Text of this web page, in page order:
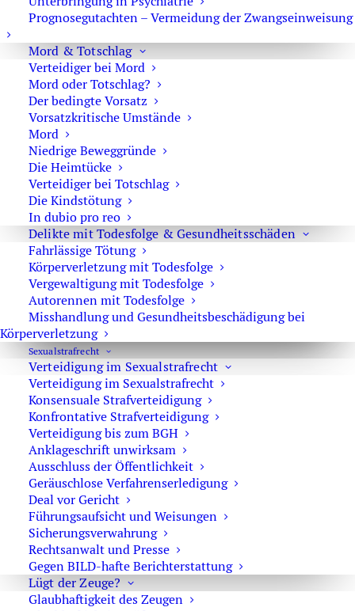
Prognosegutachten – Vermeidung der Zwangseinweisung
Mord & Totschlag
Verteidiger bei Mord
Mord oder Totschlag?
Der bedingte Vorsatz
Vorsatzkritische Umstände
Mord
Niedrige Beweggründe
Die Heimtücke
Verteidiger bei Totschlag
Die Kindstötung
In dubio pro reo
Delikte mit Todesfolge & Gesundheitsschäden
Fahrlässige Tötung
Körperverletzung mit Todesfolge
Vergewaltigung mit Todesfolge
Autorennen mit Todesfolge
Misshandlung und Gesundheitsbeschädigung bei
Körperverletzung
Sexual­strafrecht
Verteidigung im Sexualstrafrecht
Verteidigung im Sexualstrafrecht
Konsensuale Strafverteidigung
Konfrontative Strafverteidigung
Verteidigung bis zum BGH
Anklageschrift unwirksam
Ausschluss der Öffentlichkeit
Geräuschlose Verfahrenserledigung
Deal vor Gericht
Führungsaufsicht und Weisungen
Sicherungsverwahrung
Rechtsanwalt und Presse
Gegen BILD-hafte Berichterstattung
Lügt der Zeuge?
Glaubhaftigkeit des Zeugen
Aussagepsychologisches Gutachten
und Gerichtsbeschluss
Einstellung der Ermittlungsverfahren
bei Sexualstraftaten
Rechtsanwalt zur Neuregelung des
Sexualstrafrechts 2016
Rechtsanwalt für Sexualstrafrecht
Glaubhaftigkeit von Zeugen bei
Vergewaltigung
Konsensuale Strafverteidigung im
Sexualstrafrecht